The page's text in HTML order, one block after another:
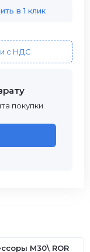
в 1 клик
с НДС
покупки
M30\ ROR